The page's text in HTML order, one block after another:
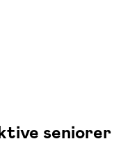
seniorer